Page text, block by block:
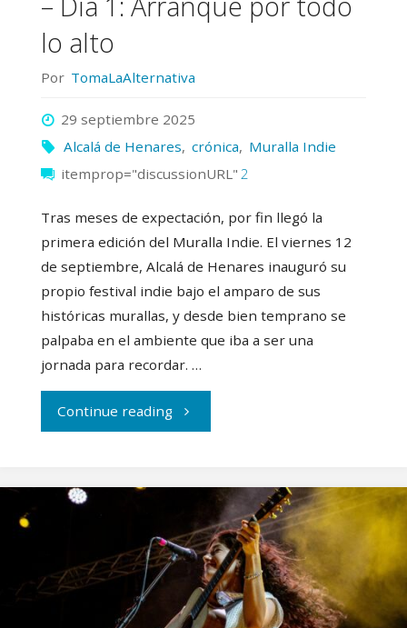
altura"
lo alto
Por TomaLaAlternativa
29 septiembre 2025
Alcalá de Henares, crónica, Muralla Indie
itemprop="discussionURL" 2
Tras meses de expectación, por fin llegó la
primera edición del Muralla Indie. El viernes 12
de septiembre, Alcalá de Henares inauguró su
propio festival indie bajo el amparo de sus
históricas murallas, y desde bien temprano se
palpaba en el ambiente que iba a ser una
jornada para recordar. …
Continue reading"Crónica
indie
2025
Día